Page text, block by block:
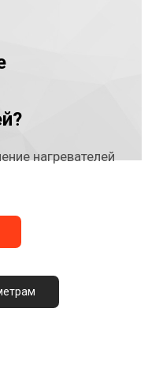
нагревателей